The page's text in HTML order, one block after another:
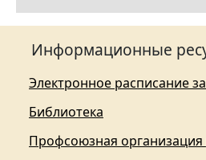
Информационные
Электронное расписание
Библиотека
Профсоюзная